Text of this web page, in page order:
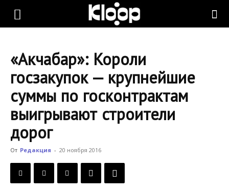
KLOOP.KG
Новости
Кыргызстана
«Акчабар»: Короли
госзакупок — крупнейшие
суммы по госконтрактам
выигрывают строители
дорог
От Редакция - 20 ноября 2016